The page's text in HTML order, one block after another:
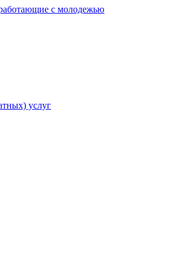
с молодежью
услуг